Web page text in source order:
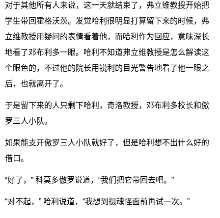
对于其他所有人来说，这一天就结束了，弗立维教授开始把
学生带回霍格沃茨。发觉哈利很明显打算留下来的时候，弗
立维教授用疑问的表情看着他，而哈利作为回应，意味深长
地看了邓布利多一眼。哈利不知道弗立维教授是怎么解读这
个眼色的，不过他的院长用锐利的目光警告地看了他一眼之
后，也就离开了。
于是留下来的人只剩下哈利，奇洛教授，邓布利多校长和傲
罗三人小队。
如果能支开傲罗三人小队就好了，但是哈利想不出什么好的
借口。
“好了，” 科莫多傲罗说道，“我们把它带回去吧。”
“对不起，” 哈利说道，“我想到摄魂怪面前再试一次。”